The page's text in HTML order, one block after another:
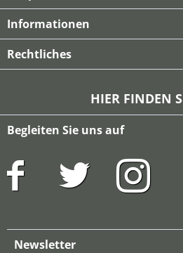
Informationen
Rechtliches
HIER FINDEN
Begleiten Sie uns auf
Newsletter